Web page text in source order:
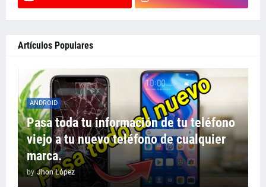
Artículos Populares
ANDROID
Pasa toda tu información de tu teléfono
viejo a tu nuevo teléfono de cualquier
marca.
by Jhon López